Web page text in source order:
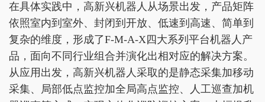
在具体实践中，高新兴机器人从场景出发，产品矩阵
依照室内到室外、封闭到开放、低速到高速、简单到
复杂的维度，形成了F-M-A-X四大系列平台机器人产
品，面向不同行业组合并演化出相对应的解决方案。
从应用出发，高新兴机器人采取的是静态采集加移动
采集、局部低点监控加全局高点监控、人工巡查加机